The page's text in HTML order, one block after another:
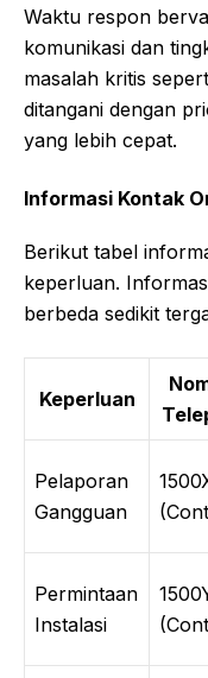
Waktu respon
komunikasi dan
masalah kritis
ditangani dengan
yang lebih cepat.
Informasi Kontak
Berikut tabel
keperluan.
berbeda sedikit
Keperluan
Pelaporan
Gangguan
Permintaan
Instalasi